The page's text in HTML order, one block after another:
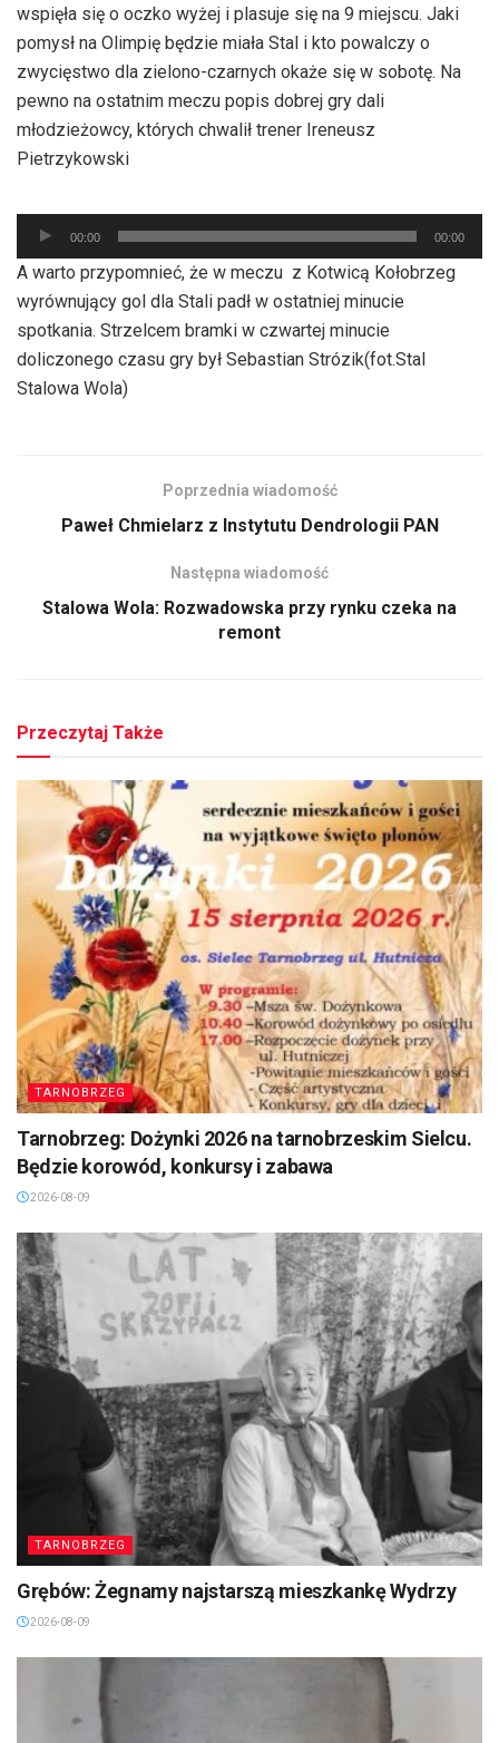
wspięła się o oczko wyżej i plasuje się na 9 miejscu. Jaki
pomysł na Olimpię będzie miała Stal i kto powalczy o
zwycięstwo dla zielono-czarnych okaże się w sobotę. Na
pewno na ostatnim meczu popis dobrej gry dali
młodzieżowcy, których chwalił trener Ireneusz
Pietrzykowski
Odtwarzacz
plików
dźwiękowych
00:00 00:00
A warto przypomnieć, że w meczu z Kotwicą Kołobrzeg
wyrównujący gol dla Stali padł w ostatniej minucie
spotkania. Strzelcem bramki w czwartej minucie
doliczonego czasu gry był Sebastian Strózik(fot.Stal
Stalowa Wola)
Poprzednia wiadomość
Paweł Chmielarz z Instytutu Dendrologii PAN
Następna wiadomość
Stalowa Wola: Rozwadowska przy rynku czeka na
remont
Przeczytaj Także
TARNOBRZEG
Tarnobrzeg: Dożynki 2026 na tarnobrzeskim Sielcu.
Będzie korowód, konkursy i zabawa
2026-08-09
TARNOBRZEG
Grębów: Żegnamy najstarszą mieszkankę Wydrzy
2026-08-09